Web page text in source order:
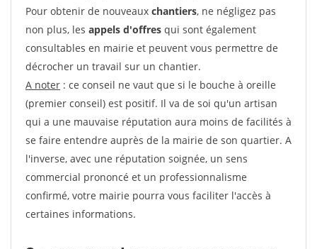
Pour obtenir de nouveaux chantiers, ne négligez pas
non plus, les appels d'offres qui sont également
consultables en mairie et peuvent vous permettre de
décrocher un travail sur un chantier.
A noter : ce conseil ne vaut que si le bouche à oreille
(premier conseil) est positif. Il va de soi qu'un artisan
qui a une mauvaise réputation aura moins de facilités à
se faire entendre auprès de la mairie de son quartier. A
l'inverse, avec une réputation soignée, un sens
commercial prononcé et un professionnalisme
confirmé, votre mairie pourra vous faciliter l'accès à
certaines informations.